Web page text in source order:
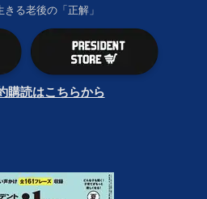
る老後の「正解」
購読はこちらから